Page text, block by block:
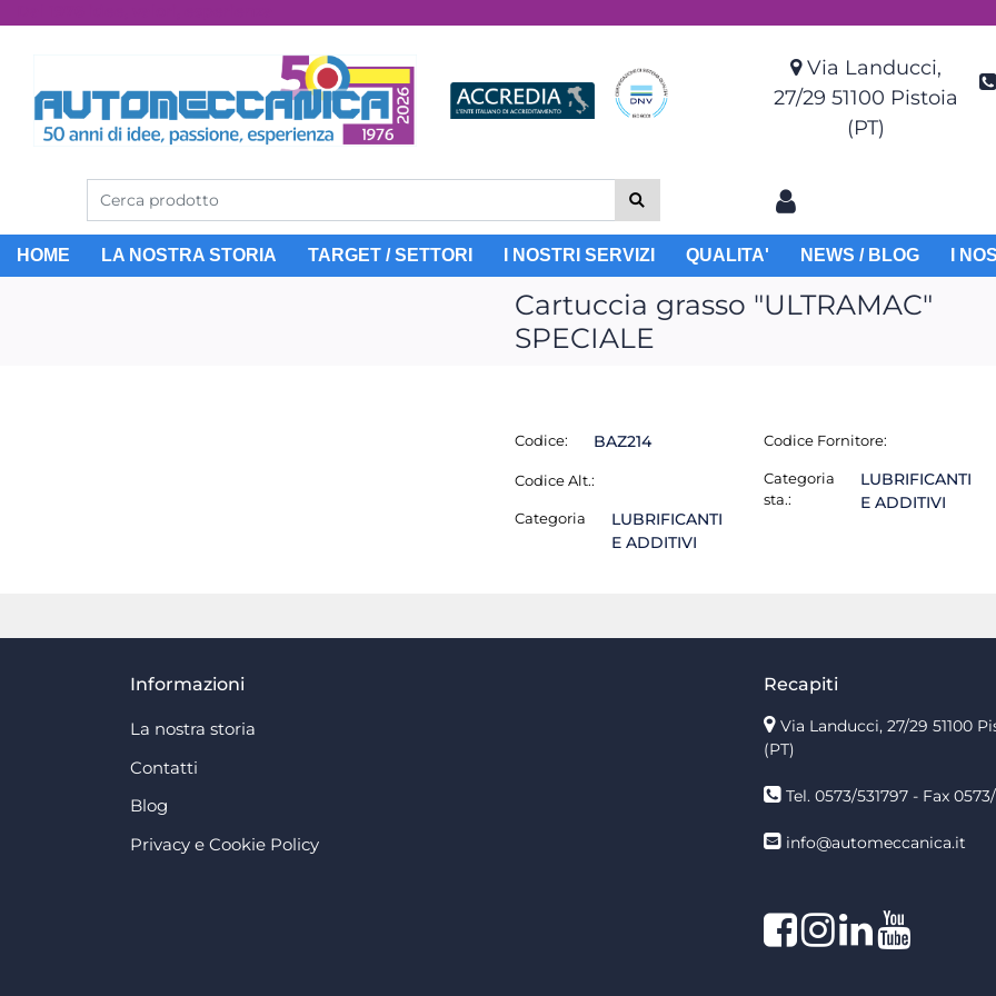
Via Landucci,
27/29 51100 Pistoia
(PT)
HOME LA NOSTRA STORIA TARGET / SETTORI I NOSTRI SERVIZI QUALITA' NEWS / BLOG I
Cartuccia grasso "ULTRAMAC"
SPECIALE
Codice: BAZ214
Codice Alt.:
Categoria
LUBRIFICANTI
E ADDITIVI
Codice Fornitore:
Categoria
sta.:
LUBRIFICANTI
E ADDITIVI
Informazioni
La nostra storia
Contatti
Blog
Privacy e Cookie Policy
Recapiti
Via Landucci, 27/29 51100
(PT)
Tel. 0573/531797 - Fax 0573/
info@automeccanica.it
FacebookInstagram
linkedin